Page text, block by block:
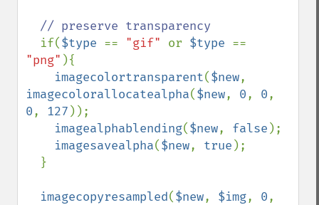
// preserve transparency
if($type == "gif" or $type
"png" ){
imagecolortransparent($new
imagecolorallocatealpha($new, 0, 0
0, 127 ));
imagealphablending($new, false );
imagesavealpha($new, true );
imagecopyresampled($new, $img, 0